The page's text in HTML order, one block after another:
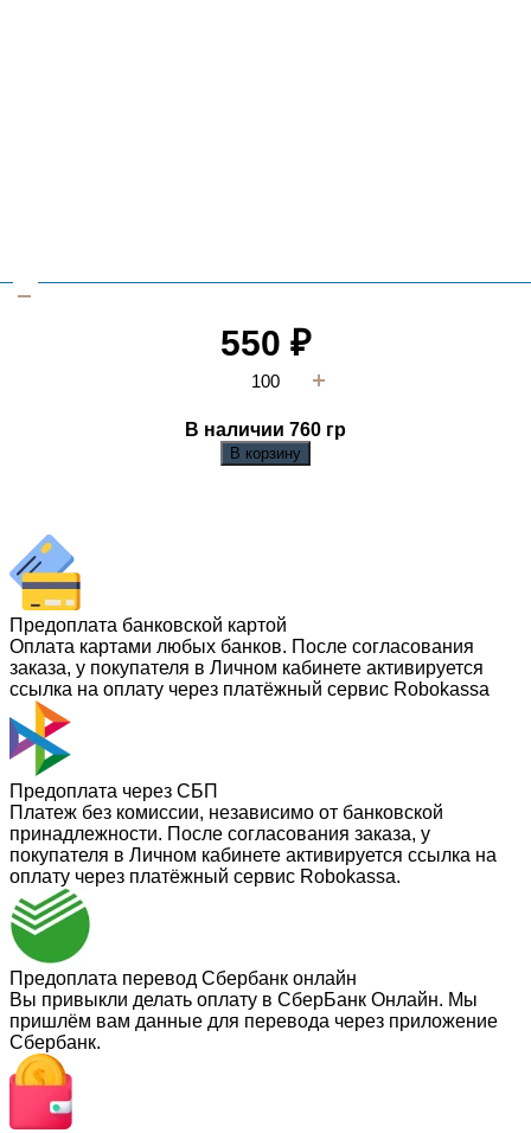
550 ₽
В наличии 760 гр
В корзину
Предоплата банковской картой
Оплата картами любых банков. После согласования
заказа, у покупателя в Личном кабинете активируется
ссылка на оплату через платёжный сервис Robokassa
Предоплата через СБП
Платеж без комиссии, независимо от банковской
принадлежности. После согласования заказа, у
покупателя в Личном кабинете активируется ссылка на
оплату через платёжный сервис Robokassa.
Предоплата перевод Сбербанк онлайн
Вы привыкли делать оплату в СберБанк Онлайн. Мы
пришлём вам данные для перевода через приложение
Сбербанк.